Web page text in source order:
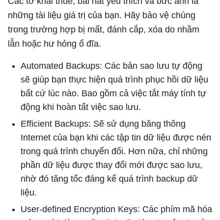
những tài liệu giá trị của bạn. Hãy bảo vệ chúng
trong trường hợp bị mất, đánh cắp, xóa do nhầm
lẫn hoặc hư hỏng ổ đĩa.
Automated Backups: Các bản sao lưu tự động
sẽ giúp bạn thực hiện quá trình phục hồi dữ liệu
bất cứ lúc nào. Bao gồm cả việc tắt máy tính tự
động khi hoàn tất việc sao lưu.
Efficient Backups: Sẽ sử dụng băng thông
Internet của bạn khi các tập tin dữ liệu được nén
trong quá trình chuyển đổi. Hơn nữa, chỉ những
phần dữ liệu được thay đổi mới được sao lưu,
nhờ đó tăng tốc đáng kể quá trình backup dữ
liệu.
User-defined Encryption Keys: Các phím mã hóa